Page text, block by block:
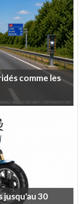
commeles
jusqu'au30